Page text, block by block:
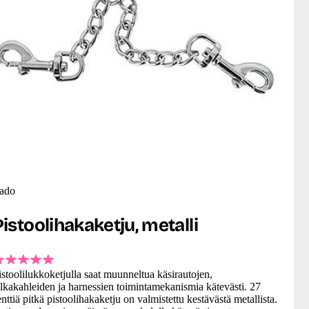
metalli
saat muunneltua käsirautojen,
ja harnessien toimintamekanismia kätevästi. 27
pitkä pistoolihakaketju on valmistettu kestävästä metallista.